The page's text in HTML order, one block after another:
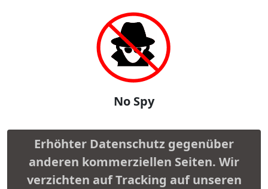
No Spy
Erhöhter Datenschutz gegenüber
anderen kommerziellen Seiten. Wir
verzichten auf Tracking auf unseren